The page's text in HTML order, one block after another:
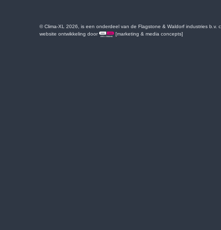
© Clima-XL 2026, is een onderdeel van de Flagstone & Waldorf industries b.v.
website ontwikkeling door
[marketing & media concepts]